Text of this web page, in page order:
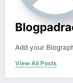
Add your
View All Posts